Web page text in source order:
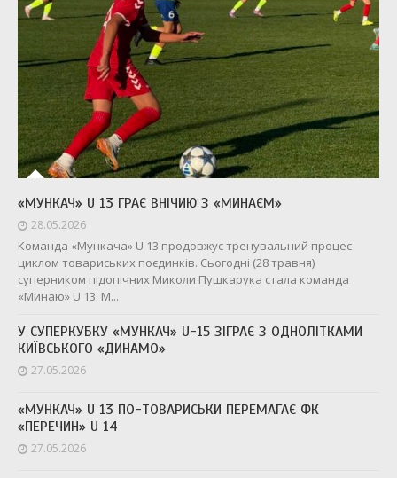
«МУНКАЧ» U 13 ГРАЄ ВНІЧИЮ З «МИНАЄМ»
28.05.2026
Команда «Мункача» U 13 продовжує тренувальний процес
циклом товариських поєдинків. Сьогодні (28 травня)
суперником підопічних Миколи Пушкарука стала команда
«Минаю» U 13. М...
У СУПЕРКУБКУ «МУНКАЧ» U-15 ЗІГРАЄ З ОДНОЛІТКАМИ
КИЇВСЬКОГО «ДИНАМО»
27.05.2026
«МУНКАЧ» U 13 ПО-ТОВАРИСЬКИ ПЕРЕМАГАЄ ФК
«ПЕРЕЧИН» U 14
27.05.2026